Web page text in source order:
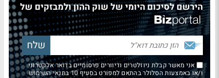
הירשם לסיכום היומי של שוק ההון ולמבזקים של
אני מאשר קבלת ניוזלטרים ודיוורים פרסומיים בדואר אלקטרוני
ו/או באמצעות הסלולר בהתאם למפורט בסעיף 10 בתנאי השימוש